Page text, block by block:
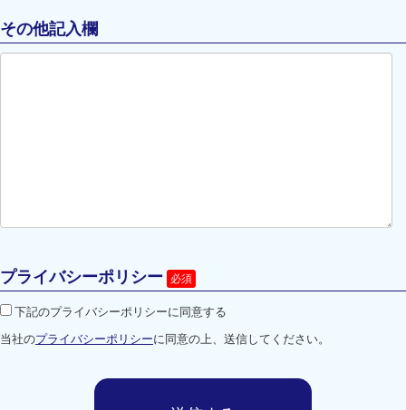
その他記入欄
プライバシーポリシー
下記のプライバシーポリシーに同意する
当社のプライバシーポリシーに同意の上、送信してください。